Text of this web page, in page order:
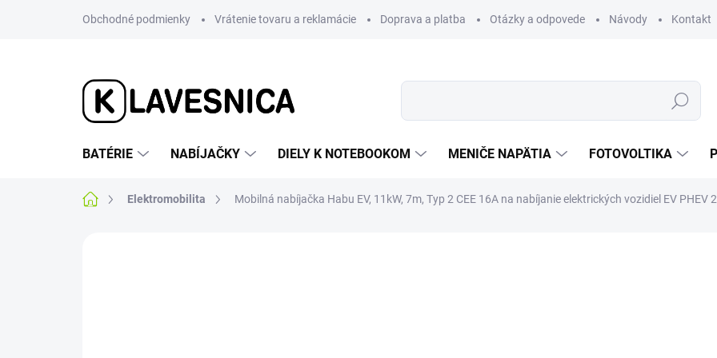
Obchodné podmienky Vrátenie tovaru a reklamácie Doprava a platba Otázky a odpovede Návody Kontakt
Hľadať
BATÉRIE NABÍJAČKY DIELY K NOTEBOOKOM MENIČE NAPÄTIA FOTOVOLTIKA
DomovElektromobilita Mobilná nabíjačka Habu EV, 11kW, 7m, Typ 2 CEE 16A na nabíjanie elektrických vozidiel EV PHEV